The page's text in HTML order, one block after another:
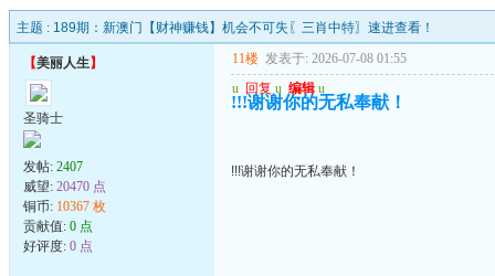
主题 : 189期：新澳门【财神赚钱】机会不可失〖三肖中特〗速进查看！
【美丽人生】
圣骑士
发帖: 2407
威望: 20470 点
铜币: 10367 枚
贡献值: 0 点
好评度: 0 点
11楼 发表于: 2026-07-08 01:55
u 回复 u 编辑 u
!!!谢谢你的无私奉献！
!!!谢谢你的无私奉献！